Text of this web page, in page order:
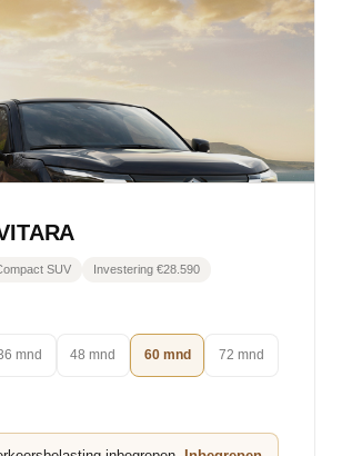
SUV Investering €28.590
mnd 48 mnd 60 mnd 72 mnd